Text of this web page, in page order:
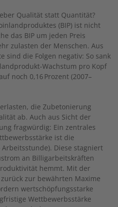
Qualität statt Quantität?
(BIP) ist nicht
das BIP um jeden Preis
zulasten der Menschen. Aus
sind die Folgen negativ: So sank
Wachstum pro Kopf
noch 0,16 Prozent (2007–
die Zubetonierung
ab. Auch aus Sicht der
fragwürdig: Ein zentrales
ist die
Diese stagniert
an Billigarbeitskräften
hemmt. Mit der
zur bewährten Maxime
wertschöpfungsstarke
Wettbewerbsstärke